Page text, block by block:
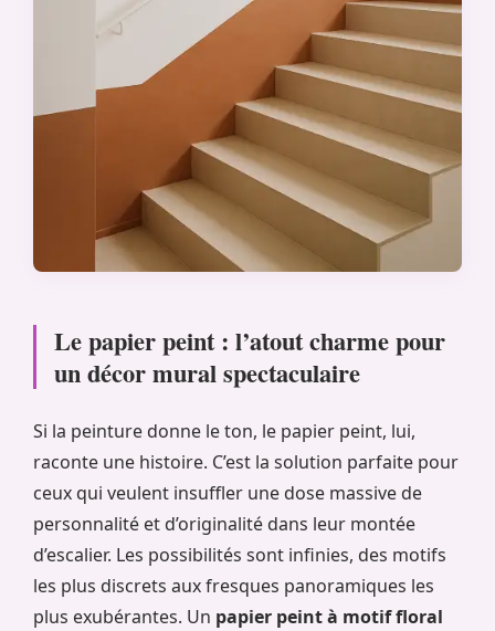
Le papier peint : l’atout charme pour
un décor mural spectaculaire
Si la peinture donne le ton, le papier peint, lui,
raconte une histoire. C’est la solution parfaite pour
ceux qui veulent insuffler une dose massive de
personnalité et d’originalité dans leur montée
d’escalier. Les possibilités sont infinies, des motifs
les plus discrets aux fresques panoramiques les
plus exubérantes. Un papier peint à motif floral